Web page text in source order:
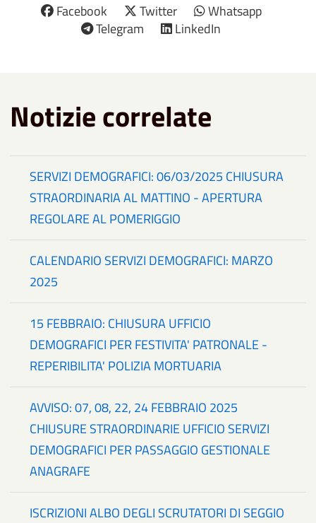
Facebook
Twitter
Whatsapp
Telegram
LinkedIn
Notizie correlate
SERVIZI DEMOGRAFICI: 06/03/2025 CHIUSURA
STRAORDINARIA AL MATTINO - APERTURA
REGOLARE AL POMERIGGIO
CALENDARIO SERVIZI DEMOGRAFICI: MARZO
2025
15 FEBBRAIO: CHIUSURA UFFICIO
DEMOGRAFICI PER FESTIVITA' PATRONALE -
REPERIBILITA' POLIZIA MORTUARIA
AVVISO: 07, 08, 22, 24 FEBBRAIO 2025
CHIUSURE STRAORDINARIE UFFICIO SERVIZI
DEMOGRAFICI PER PASSAGGIO GESTIONALE
ANAGRAFE
ISCRIZIONI ALBO DEGLI SCRUTATORI DI SEGGIO